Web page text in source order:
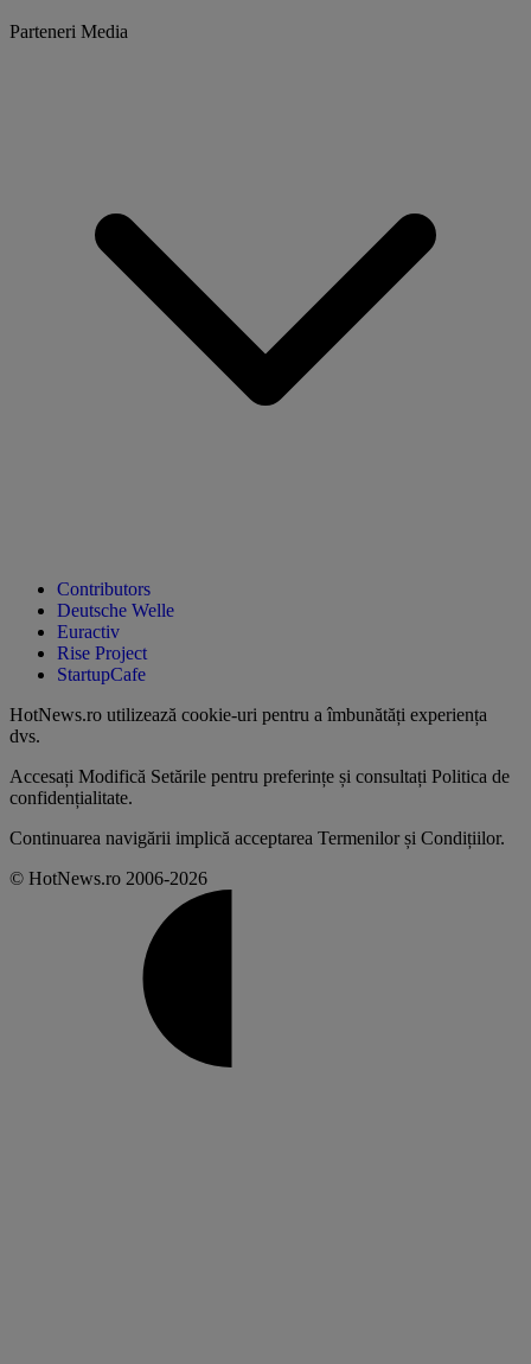
Parteneri Media
Contributors
Deutsche Welle
Euractiv
Rise Project
StartupCafe
HotNews.ro utilizează cookie-uri pentru a îmbunătăți experiența
dvs.
Accesați Modifică Setările pentru preferințe și consultați Politica de
confidențialitate.
Continuarea navigării implică acceptarea Termenilor și Condițiilor.
© HotNews.ro 2006-2026